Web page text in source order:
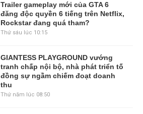
Trailer gameplay mới của GTA 6
đăng độc quyền 6 tiếng trên Netflix,
Rockstar đang quá tham?
Thứ sáu lúc 10:15
GIANTESS PLAYGROUND vướng
tranh chấp nội bộ, nhà phát triển tố
đồng sự ngầm chiếm đoạt doanh
thu
Thứ năm lúc 08:50